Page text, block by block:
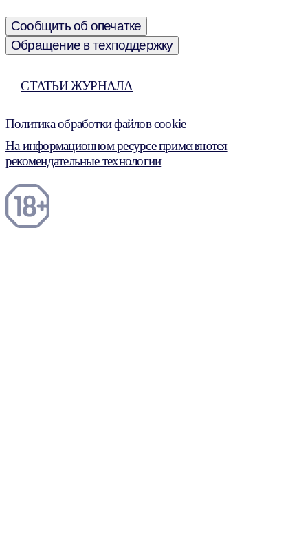
Сообщить об опечатке
Обращение в техподдержку
СТАТЬИ ЖУРНАЛА
Политика обработки файлов cookie
На информационном ресурсе применяются
рекомендательные технологии